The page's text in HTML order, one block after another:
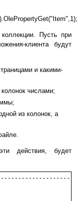
Пусть при
клиента будут
и какими-
числами;
из колонок, а
действия, будет